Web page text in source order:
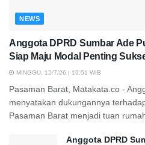
NEWS
Anggota DPRD Sumbar Ade
Siap Maju Modal Penting
MINGGU, 12/7/26 | 19:51 WIB
Pasaman Barat, Matakata.co -
menyatakan dukungannya
Pasaman Barat menjadi tuan rumah
Anggota DPRD